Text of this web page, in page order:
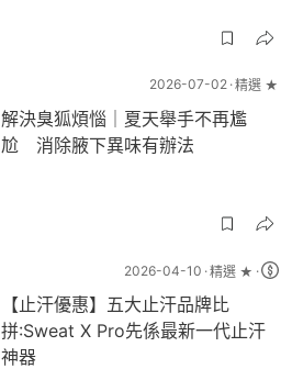
2026-07-02 精選 ★
解決臭狐煩惱｜夏天舉手不再尷
尬 消除腋下異味有辦法
2026-04-10 精選 ★
【止汗優惠】五大止汗品牌比
拼:Sweat X Pro先係最新一代止汗
神器